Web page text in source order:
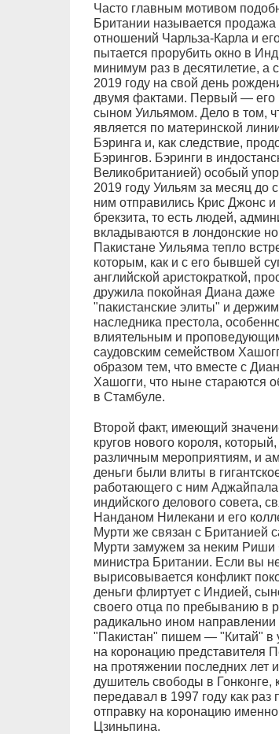
Часто главным мотивом
Британии называется продажа
отношений Чарльза-Карла и
пытается прорубить окно в
минимум раз в десятилетие, а
2019 году на свой день
двумя фактами. Первый — его
сыном Уильямом. Дело в том,
является по материнской
Бэринга и, как следствие,
Бэрингов. Бэринги в
Великобританией) особый
2019 году Уильям за месяц до
ним отправились Крис Джонс
брекзита, то есть людей,
вкладываются в лондонские
Пакистане Уильяма тепло
которым, как и с его бывшей
английской аристократкой,
дружила покойная Диана
"пакистанские элиты" и
наследника престола,
влиятельным и
саудовским семейством
образом тем, что вместе с
Хашогги, что ныне стараются
в Стамбуле.
Второй факт, имеющий
кругов нового короля,
различным мероприятиям, и
деньги были влиты в
работающего с ним
индийского делового совета,
Нанданом Нилекани и его
Мурти же связан с Британией
Мурти замужем за неким
министра Британии. Если вы
вырисовывается конфликт
деньги флиртует с Индией,
своего отца по пребыванию в
радикально ином
"Пакистан" пишем — "Китай" в
на коронацию представителя
на протяжении последних лет
душитель свободы в Гонконге,
передавал в 1997 году как
отправку на коронацию
Цзиньпина.